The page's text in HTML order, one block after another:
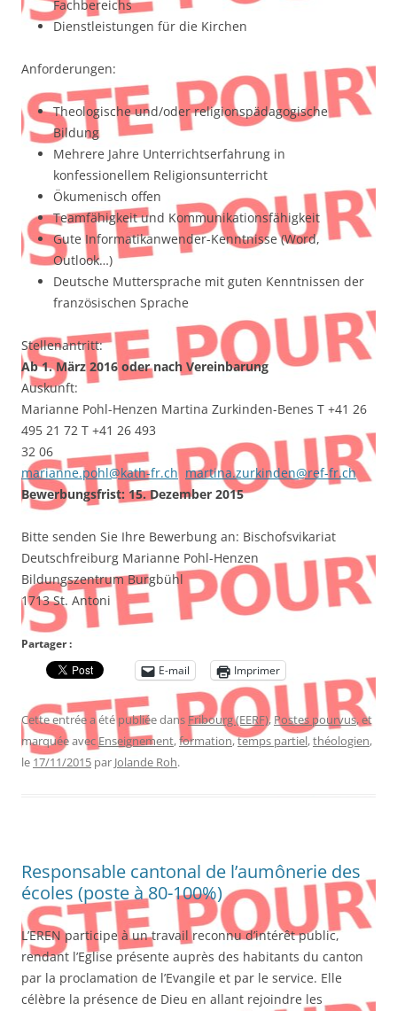
Fachbereichs
Dienstleistungen für die Kirchen
Anforderungen:
Theologische und/oder religionspädagogische
Bildung
Mehrere Jahre Unterrichtserfahrung in
konfessionellem Religionsunterricht
Ökumenisch offen
Teamfähigkeit und Kommunikationsfähigkeit
Gute Informatikanwender-Kenntnisse (Word,
Outlook…)
Deutsche Muttersprache mit guten Kenntnissen der
französischen Sprache
Stellenantritt:
Ab 1. März 2016 oder nach Vereinbarung
Auskunft:
Marianne Pohl-Henzen Martina Zurkinden-Benes T +41 26
495 21 72 T +41 26 493
32 06
marianne.pohl@kath-fr.ch martina.zurkinden@ref-fr.ch
Bewerbungsfrist: 15. Dezember 2015
Bitte senden Sie Ihre Bewerbung an: Bischofsvikariat
Deutschfreiburg Marianne Pohl-Henzen
Bildungszentrum Burgbühl
1713 St. Antoni
Partager :
E-mail
Imprimer
Cette entrée a été publiée dans Fribourg (EERF), Postes pourvus, et
marquée avecEnseignement,formation,temps partiel,théologien,
le 17/11/2015 par Jolande Roh.
Responsable cantonal de l’aumônerie des
écoles (poste à 80-100%)
L’EREN participe à un travail reconnu d’intérêt public,
rendant l’Eglise présente auprès des habitants du canton
par la proclamation de l’Evangile et par le service. Elle
célèbre la présence de Dieu en allant rejoindre les